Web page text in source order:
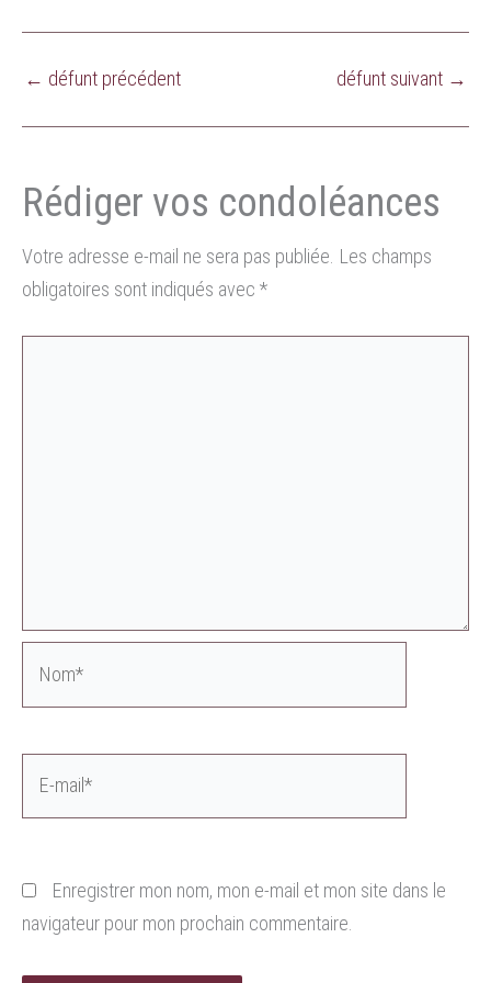
← défunt précédent défunt suivant →
Votre adresse e-mail ne sera pas publiée. Les champs
obligatoires sont indiqués avec *
Enregistrer mon nom, mon e-mail et mon site dans le
navigateur pour mon prochain commentaire.